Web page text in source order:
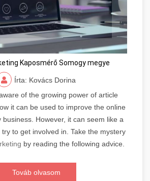
Kaposmérő Somogy megye
Írta: Kovács Dorina
of the growing power of article
it can be used to improve the online
business. However, it can seem like a
to get involved in. Take the mystery
by reading the following advice.
Továb olvasom